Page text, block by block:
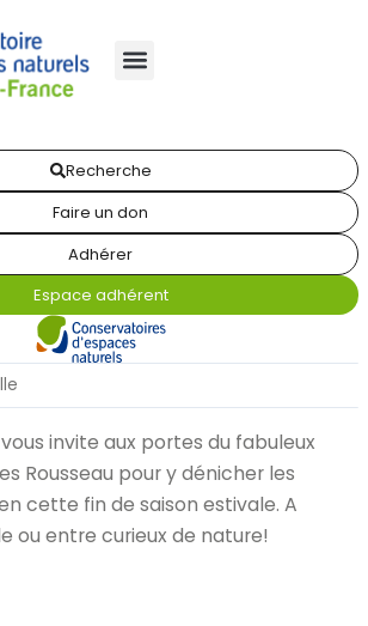
Recherche
Faire un don
Adhérer
Espace adhérent
invite aux portes du fabuleux
Rousseau pour y dénicher les
cette fin de saison estivale. A
ou entre curieux de nature!